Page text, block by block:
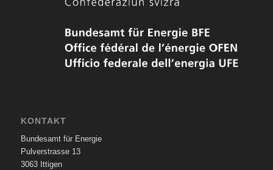
KONTAKT
Bundesamt für Energie
Pulverstrasse 13
3063 Ittigen